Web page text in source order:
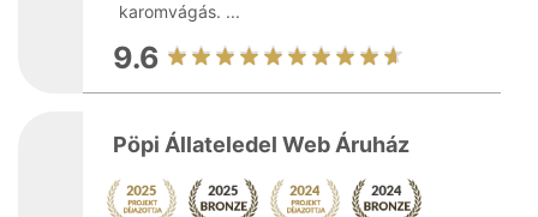
karomvágás. ...
9.6
Pöpi Állateledel Web Áruház